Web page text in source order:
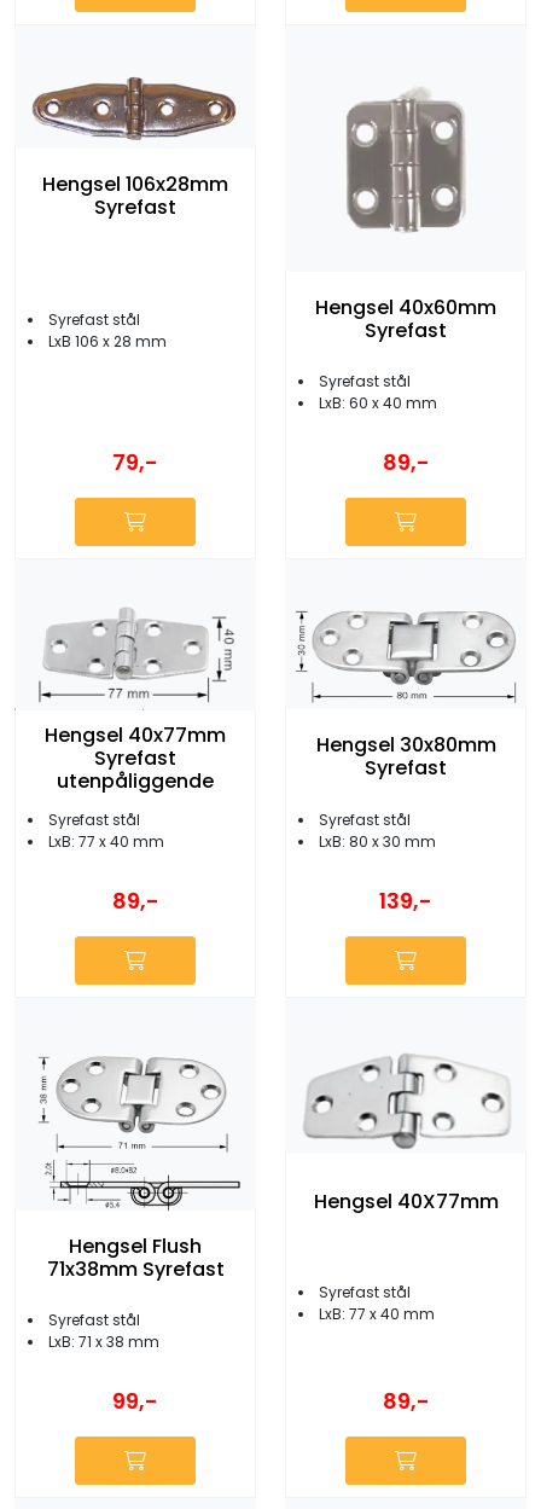
Hengsel 106x28mm
Syrefast
Syrefast stål
LxB 106 x 28 mm
79,-
Hengsel 40x60mm
Syrefast
Syrefast stål
LxB: 60 x 40 mm
89,-
Hengsel 40x77mm
Syrefast
utenpåliggende
Syrefast stål
LxB: 77 x 40 mm
89,-
Hengsel 30x80mm
Syrefast
Syrefast stål
LxB: 80 x 30 mm
139,-
Hengsel Flush
71x38mm Syrefast
Syrefast stål
LxB: 71 x 38 mm
99,-
Hengsel 40X77mm
Syrefast stål
LxB: 77 x 40 mm
89,-